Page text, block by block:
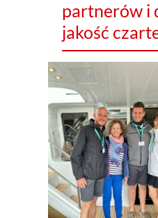
partnerów i
jakość